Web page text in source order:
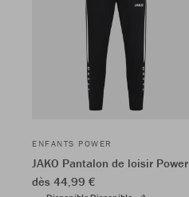
ENFANTS POWER
JAKO Pantalon de loisir Power
dès 44,99 €